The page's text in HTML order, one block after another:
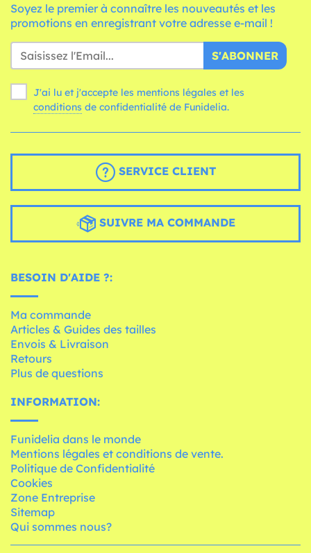
Soyez le premier à connaître les nouveautés et les
promotions en enregistrant votre adresse e-mail !
S'ABONNER
J'ai lu et j'accepte les mentions légales et les
conditions de confidentialité de Funidelia.
SERVICE CLIENT
SUIVRE MA COMMANDE
BESOIN D'AIDE ?:
Ma commande
Articles & Guides des tailles
Envois & Livraison
Retours
Plus de questions
INFORMATION:
Funidelia dans le monde
Mentions légales et conditions de vente.
Politique de Confidentialité
Cookies
Zone Entreprise
Sitemap
Qui sommes nous?